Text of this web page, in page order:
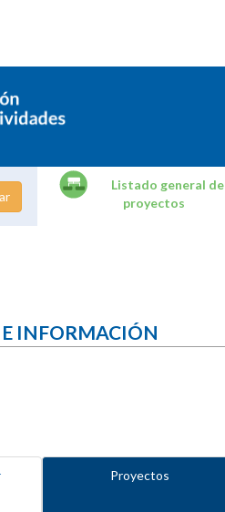
Listado general de
proyectos
INFORMACIÓN
Proyectos